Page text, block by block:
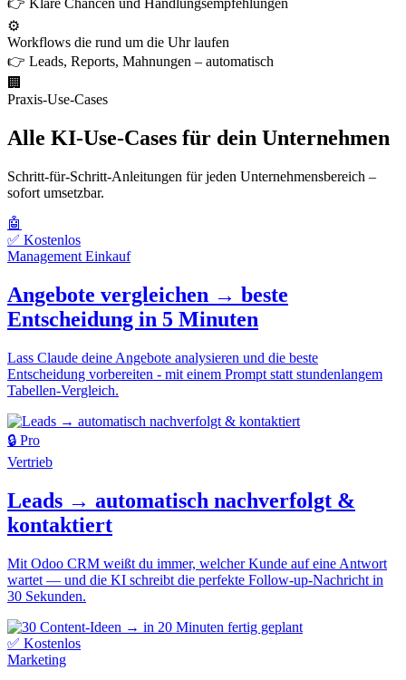
👉 Klare Chancen und Handlungsempfehlungen
⚙️
Workflows die rund um die Uhr laufen
👉 Leads, Reports, Mahnungen – automatisch
🏢
Praxis-Use-Cases
Alle KI-Use-Cases für dein Unternehmen
Schritt-für-Schritt-Anleitungen für jeden Unternehmensbereich –
sofort umsetzbar.
🤖
✅ Kostenlos
Management Einkauf
Angebote vergleichen → beste
Entscheidung in 5 Minuten
Lass Claude deine Angebote analysieren und die beste
Entscheidung vorbereiten - mit einem Prompt statt stundenlangem
Tabellen-Vergleich.
🔒 Pro
Vertrieb
Leads → automatisch nachverfolgt &
kontaktiert
Mit Odoo CRM weißt du immer, welcher Kunde auf eine Antwort
wartet — und die KI schreibt die perfekte Follow-up-Nachricht in
30 Sekunden.
✅ Kostenlos
Marketing